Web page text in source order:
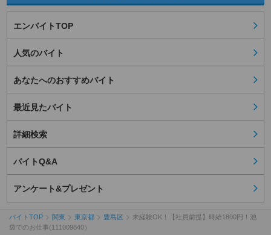
エンバイトTOP
人気のバイト
あなたへのおすすめバイト
最近見たバイト
詳細検索
バイトQ&A
アンケート&プレゼント
バイトTOP 関東 東京都 豊島区
未経験OK！【社員前提】時給1800円！池
袋でのお仕事(111009840）